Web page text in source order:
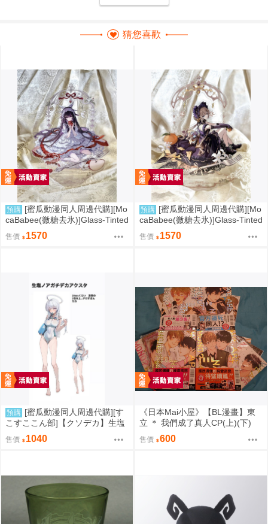
猜您喜歡
預購 [蜜瓜動漫同人周邊代購][Mo
caBabee(微糖去氷)]Glass-Tinted
Tea Timeシリーズ コロンビー
ナ(同人周邊)
售價 1570
預購 [蜜瓜動漫同人周邊代購][Mo
caBabee(微糖去氷)]Glass-Tinted
Tea Timeシリーズ サンドロー
ネ(同人周邊)
售價 1570
預購 [蜜瓜動漫同人周邊代購][す
こすここん部]【クソデカ】生塩
ノア競泳水着デカアクスタ(蔚藍
檔案)(同人周邊)
售價 1040
《日本Mai小屋》【BL漫畫】東
立 ＊ 我們成了真人CP(上)(下)
+續!我們成了真人CP(上)(下) ＊
作者：腰オラつばめ
售價 600